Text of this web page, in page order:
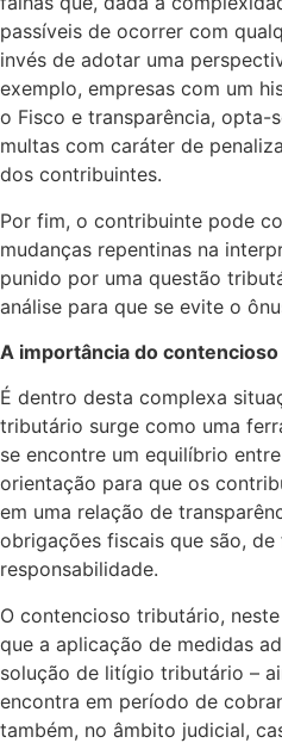
passíveis de ocorrer com
invés de adotar uma
exemplo, empresas com um
o Fisco e transparência, opta-
multas com caráter de
dos contribuintes.
Por fim, o contribuinte pode
mudanças repentinas na
punido por uma questão
análise para que se evite o
A importância do
É dentro desta complexa
tributário surge como uma
se encontre um equilíbrio
orientação para que os
em uma relação de
obrigações fiscais que são, de
responsabilidade.
O contencioso tributário,
que a aplicação de medidas
solução de litígio tributário –
encontra em período de
também, no âmbito judicial,